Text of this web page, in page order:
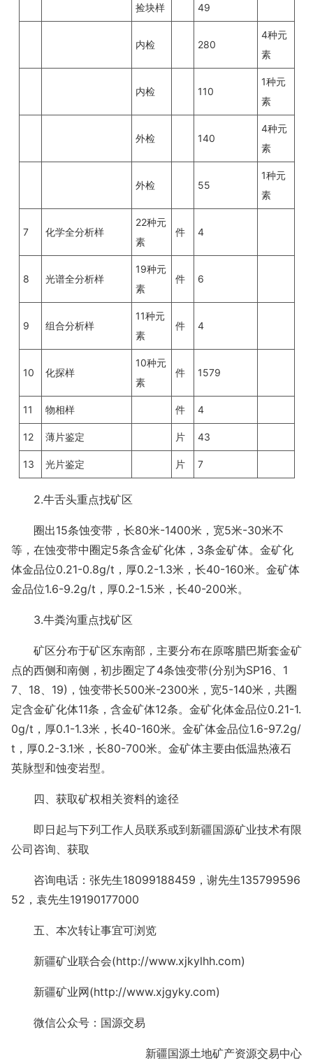
捡块样 49
内检 280
4种元
素
内检 110
1种元
素
外检 140
4种元
素
外检 55
1种元
素
7 化学全分析样
22种元
素
件 4
8 光谱全分析样
19种元
素
件 6
9 组合分析样
11种元
素
件 4
10 化探样
10种元
素
件 1579
11 物相样 件 4
12 薄片鉴定 片 43
13 光片鉴定 片 7
2.牛舌头重点找矿区
圈出15条蚀变带，长80米-1400米，宽5米-30米不
等，在蚀变带中圈定5条含金矿化体，3条金矿体。金矿化
体金品位0.21-0.8g/t，厚0.2-1.3米，长40-160米。金矿体
金品位1.6-9.2g/t，厚0.2-1.5米，长40-200米。
3.牛粪沟重点找矿区
矿区分布于矿区东南部，主要分布在原喀腊巴斯套金矿
点的西侧和南侧，初步圈定了4条蚀变带(分别为SP16、1
7、18、19)，蚀变带长500米-2300米，宽5-140米，共圈
定含金矿化体11条，含金矿体12条。金矿化体金品位0.21-1.
0g/t，厚0.1-1.3米，长40-160米。金矿体金品位1.6-97.2g/
t，厚0.2-3.1米，长80-700米。金矿体主要由低温热液石
英脉型和蚀变岩型。
四、获取矿权相关资料的途径
即日起与下列工作人员联系或到新疆国源矿业技术有限
公司咨询、获取
咨询电话：张先生18099188459，谢先生135799596
52，袁先生19190177000
五、本次转让事宜可浏览
新疆矿业联合会(http://www.xjkylhh.com)
新疆矿业网(http://www.xjgyky.com)
微信公众号：国源交易
新疆国源土地矿产资源交易中心